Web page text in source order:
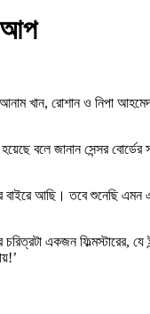
খান, রোশান ও নিপা
বলে জানান সেন্সর
বাইরে আছি। তবে শুনেছি
একজন ফিল্মস্টারের,